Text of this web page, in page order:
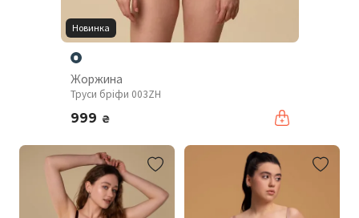
Новинка
Жоржина
Труси бріфи 003ZH
999 ₴